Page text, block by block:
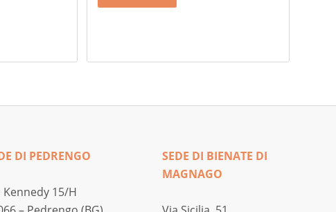
DI PEDRENGO
Kennedy 15/H
SEDE DI BIENATE DI
MAGNAGO